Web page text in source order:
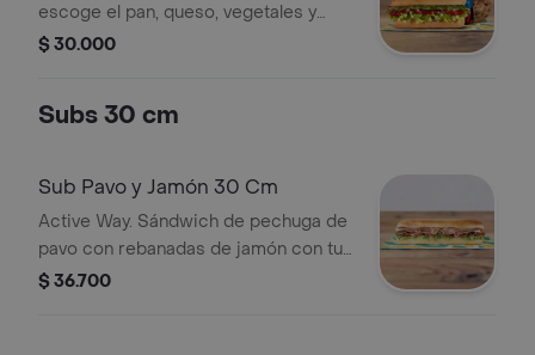
escoge el pan, queso, vegetales y
salsas que prefieras + Bebida Pet
$ 30.000
Subs 30 cm
Sub Pavo y Jamón 30 Cm
Active Way. Sándwich de pechuga de
pavo con rebanadas de jamón con tu
elección de quesos, salsas y
$ 36.700